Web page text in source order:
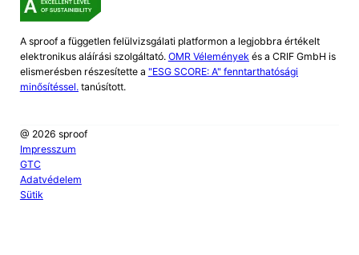
A sproof a független felülvizsgálati platformon a legjobbra értékelt
elektronikus aláírási szolgáltató. OMR Véleményekés a CRIF GmbH is
elismerésben részesítette a "ESG SCORE: A" fenntarthatósági
minősítéssel.tanúsított.
@ 2026 sproof
Impresszum
GTC
Adatvédelem
Sütik